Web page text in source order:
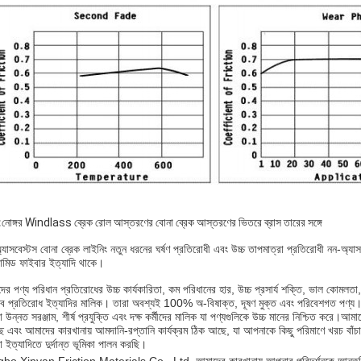
নোঙ্গর Windlass ব্রেক রোল আস্তরণের বোনা ব্রেক আস্তরণের ভিতরে ব্রাস তারের সঙ্গে
বোনা ব্রেক লাইনিং নতুন ধরনের ঘর্ষণ প্রতিরোধী এবং উচ্চ তাপমাত্রা প্রতিরোধী নন-
ফাইবার ইত্যাদি থাকে।
পণ্য পরিধান প্রতিরোধের উচ্চ কার্যকারিতা, কম পরিধানের হার, উচ্চ প্রসার্য শক্তি, ভাল
প্রতিরোধ ইত্যাদির মালিক। তারা অবশ্যই 100% অ-বিষাক্ত, দূষণ মুক্ত এবং পরিবেশগত পণ্য।
সরঞ্জাম, শীর্ষ প্রযুক্তি এবং দক্ষ কর্মীদের মালিক যা পণ্যগুলিকে উচ্চ মানের নিশ্চিত
এবং আমাদের কারখানায় আমদানি-রপ্তানি কার্যক্রম ঠিক আছে, যা আপনাকে কিছু পরিমাণে খরচ
ইত্যাদিতে দুর্দান্ত ভূমিকা পালন করছি।